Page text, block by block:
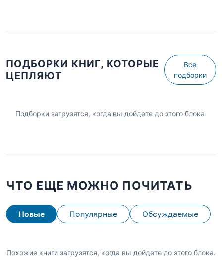
ПОДБОРКИ КНИГ, КОТОРЫЕ
ЦЕПЛЯЮТ
Все
подборки
Подборки загрузятся, когда вы дойдете до этого блока.
ЧТО ЕЩЕ МОЖНО ПОЧИТАТЬ
Новые Популярные Обсуждаемые
Похожие книги загрузятся, когда вы дойдете до этого блока.